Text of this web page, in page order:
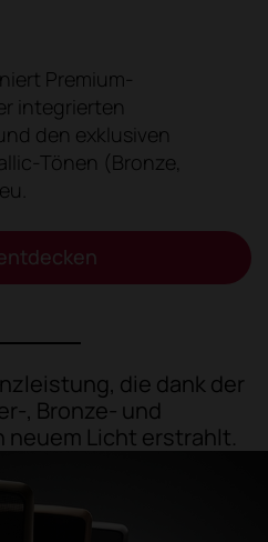
Premium-
integrierten
den exklusiven
Tönen (Bronze,
die dank der
, Bronze- und
Licht erstrahlt.